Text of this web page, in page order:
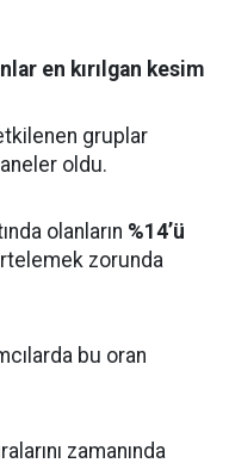
en kırılgan kesim
gruplar
oldu.
olanların %14’ü
zorunda
bu oran
zamanında